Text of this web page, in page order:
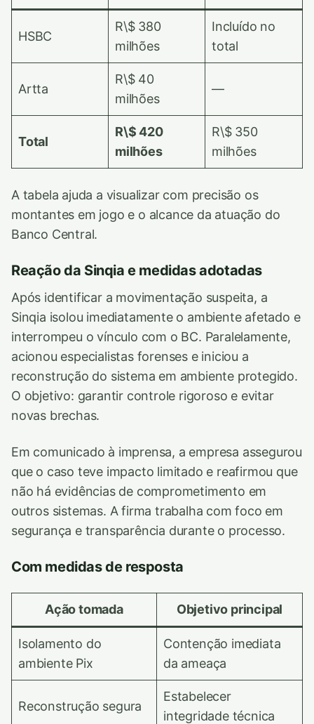
HSBC
R\$ 380
milhões
Incluído no
total
Artta
R\$ 40
milhões
—
Total
R\$ 420
milhões
R\$ 350
milhões
A tabela ajuda a visualizar com precisão os
montantes em jogo e o alcance da atuação do
Banco Central.
Reação da Sinqia e medidas adotadas
Após identificar a movimentação suspeita, a
Sinqia isolou imediatamente o ambiente afetado e
interrompeu o vínculo com o BC. Paralelamente,
acionou especialistas forenses e iniciou a
reconstrução do sistema em ambiente protegido.
O objetivo: garantir controle rigoroso e evitar
novas brechas.
Em comunicado à imprensa, a empresa assegurou
que o caso teve impacto limitado e reafirmou que
não há evidências de comprometimento em
outros sistemas. A firma trabalha com foco em
segurança e transparência durante o processo.
Com medidas de resposta
Ação tomada Objetivo principal
Isolamento do
ambiente Pix
Contenção imediata
da ameaça
Reconstrução segura
Estabelecer
integridade técnica